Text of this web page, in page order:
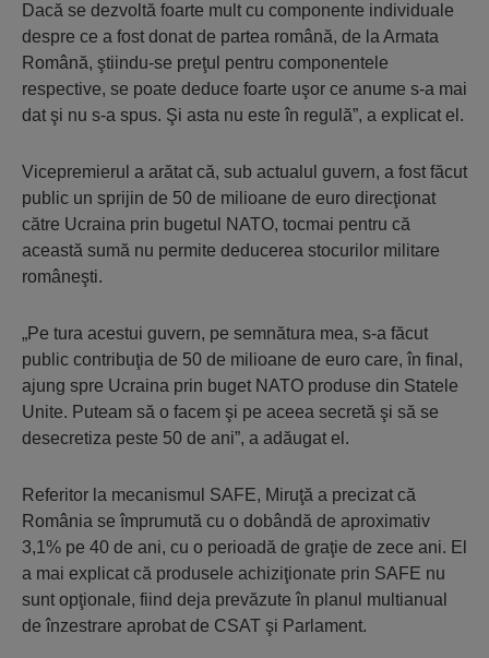
Dacă se dezvoltă foarte mult cu componente individuale
despre ce a fost donat de partea română, de la Armata
Română, ştiindu-se preţul pentru componentele
respective, se poate deduce foarte uşor ce anume s-a mai
dat şi nu s-a spus. Şi asta nu este în regulă”, a explicat el.
Vicepremierul a arătat că, sub actualul guvern, a fost făcut
public un sprijin de 50 de milioane de euro direcţionat
către Ucraina prin bugetul NATO, tocmai pentru că
această sumă nu permite deducerea stocurilor militare
româneşti.
„Pe tura acestui guvern, pe semnătura mea, s-a făcut
public contribuţia de 50 de milioane de euro care, în final,
ajung spre Ucraina prin buget NATO produse din Statele
Unite. Puteam să o facem şi pe aceea secretă şi să se
desecretiza peste 50 de ani”, a adăugat el.
Referitor la mecanismul SAFE, Miruţă a precizat că
România se împrumută cu o dobândă de aproximativ
3,1% pe 40 de ani, cu o perioadă de graţie de zece ani. El
a mai explicat că produsele achiziţionate prin SAFE nu
sunt opţionale, fiind deja prevăzute în planul multianual
de înzestrare aprobat de CSAT şi Parlament.